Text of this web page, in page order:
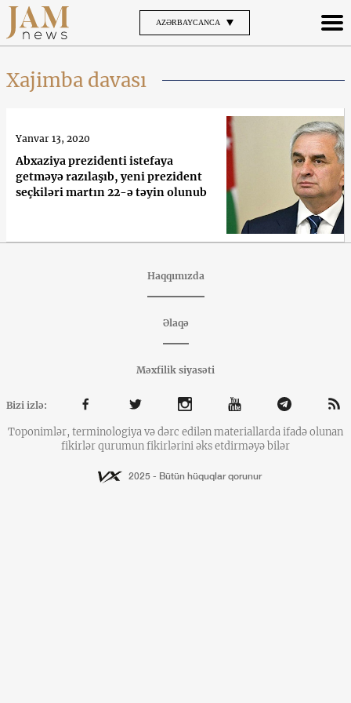
AZƏRBAYCANCA
Xajimba davası
Abxaziya prezidenti istefaya
getməyə razılaşıb, yeni prezident
seçkiləri martın 22-ə təyin olunub
Yanvar 13, 2020
Haqqımızda
Əlaqə
Məxfilik siyasəti
Bizi izlə:
Toponimlər, terminologiya və dərc edilən materiallarda ifadə olunan
fikirlər qurumun fikirlərini əks etdirməyə bilər
2025 - Bütün hüquqlar qorunur